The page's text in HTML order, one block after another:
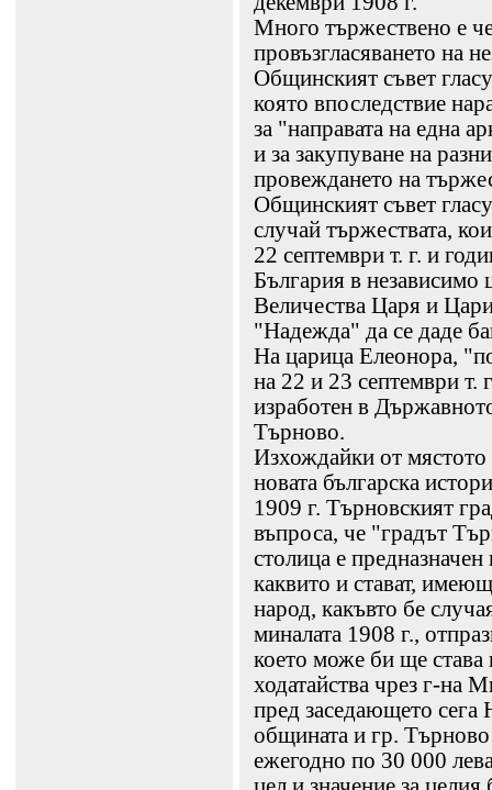
Много тържествено е
провъзгласяването на
Общинският съвет
която впоследствие
за "направата на една
и за закупуване на
провеждането на
Общинският съвет
случай тържествата,
22 септември т. г. и
България в независимо
Величества Царя и
"Надежда" да се даде
На царица Елеонора,
на 22 и 23 септември т.
изработен в
Търново.
Изхождайки от
новата българска
1909 г. Търновският
въпроса, че "градът
столица е
каквито и стават,
народ, какъвто бе
миналата 1908 г.,
което може би ще
ходатайства чрез г-на
пред заседающето сега
общината и гр. Търново
ежегодно по 30 000